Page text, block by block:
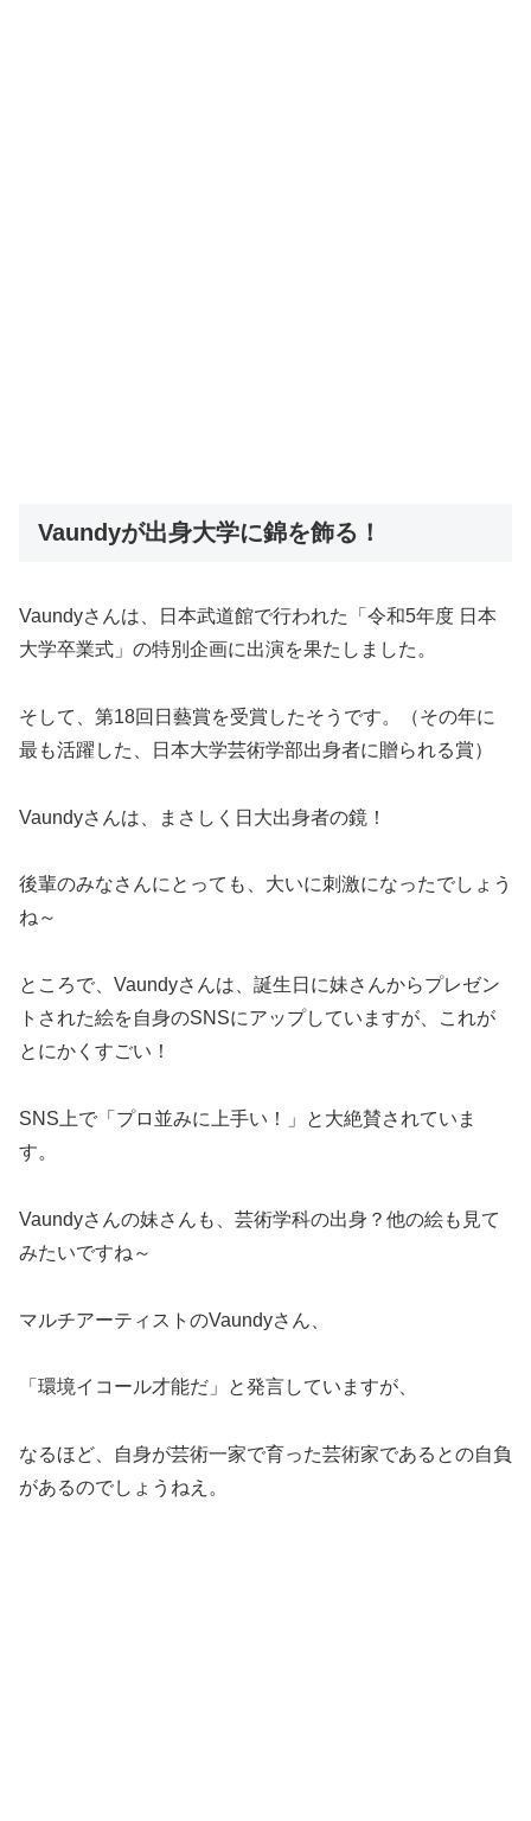
Vaundyが出身大学に錦を飾る！
Vaundyさんは、日本武道館で行われた「令和5年度 日本
大学卒業式」の特別企画に出演を果たしました。
そして、第18回日藝賞を受賞したそうです。（その年に
最も活躍した、日本大学芸術学部出身者に贈られる賞）
Vaundyさんは、まさしく日大出身者の鏡！
後輩のみなさんにとっても、大いに刺激になったでしょう
ね～
ところで、Vaundyさんは、誕生日に妹さんからプレゼン
トされた絵を自身のSNSにアップしていますが、これが
とにかくすごい！
SNS上で「プロ並みに上手い！」と大絶賛されていま
す。
Vaundyさんの妹さんも、芸術学科の出身？他の絵も見て
みたいですね～
マルチアーティストのVaundyさん、
「環境イコール才能だ」と発言していますが、
なるほど、自身が芸術一家で育った芸術家であるとの自負
があるのでしょうねえ。